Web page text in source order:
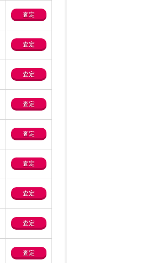
査定
査定
査定
査定
査定
査定
査定
査定
査定